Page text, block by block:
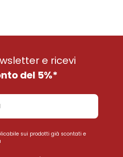
e ricevi
del 5%*
sui prodotti già scontati e